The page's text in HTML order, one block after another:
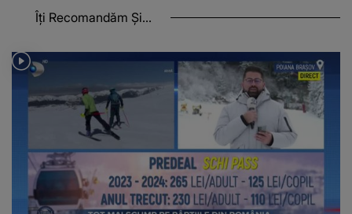
Îți Recomandăm Și...